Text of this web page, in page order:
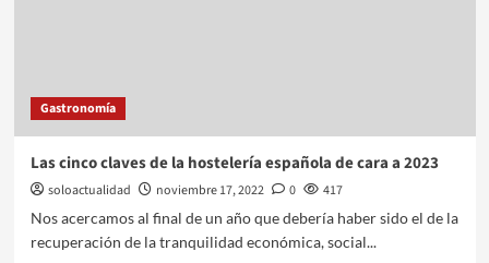
Gastronomía
Las cinco claves de la hostelería española de cara a 2023
soloactualidad noviembre 17, 2022 0
417
Nos acercamos al final de un año que debería haber sido el de la
recuperación de la tranquilidad económica, social...